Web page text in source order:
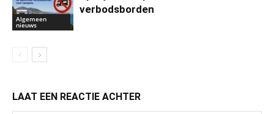
Algemeen
nieuws
verbodsborden
LAAT EEN REACTIE ACHTER